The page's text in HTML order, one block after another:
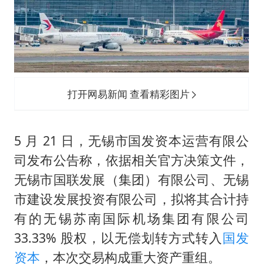
宇树科技王兴兴身家有望超200亿元
村民谈“梅姨”：叫的其实是“媒姨”
中国养老床位“三连降”
打开网易新闻 查看精彩图片
5 月 21 日，无锡市国发资本运营有限公
司发布公告称，依据相关官方决策文件，
无锡市国联发展（集团）有限公司、无锡
市建设发展投资有限公司，拟将其合计持
有的无锡苏南国际机场集团有限公司
33.33% 股权，以无偿划转方式转入 国发
资本 ，本次交易构成重大资产重组。